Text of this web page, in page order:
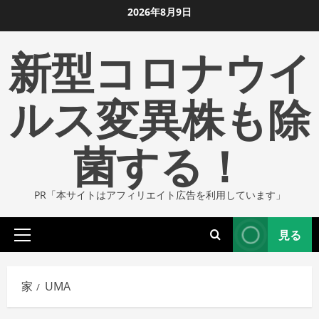
ン
ツ
ま
2026年8月9日
新型コロナウイ
ルス変異株も除
菌する！
PR「本サイトはアフィリエイト広告を利用しています」
プ
イ
マ
見る
家 UMA